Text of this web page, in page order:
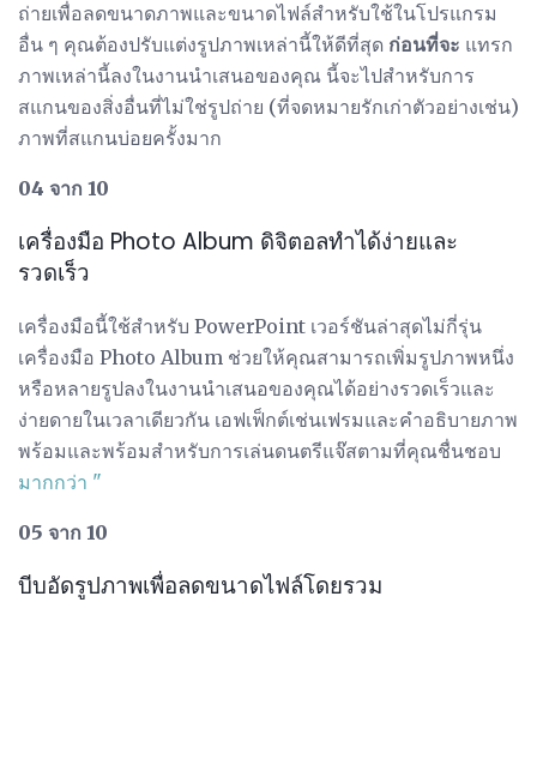
ถ่ายเพื่อลดขนาดภาพและขนาดไฟล์สำหรับใช้ในโปรแกรม
อื่น ๆ คุณต้องปรับแต่งรูปภาพเหล่านี้ให้ดีที่สุด ก่อนที่จะ แทรก
ภาพเหล่านี้ลงในงานนำเสนอของคุณ นี้จะไปสำหรับการ
สแกนของสิ่งอื่นที่ไม่ใช่รูปถ่าย (ที่จดหมายรักเก่าตัวอย่างเช่น)
ภาพที่สแกนบ่อยครั้งมาก
04 จาก 10
เครื่องมือ Photo Album ดิจิตอลทำได้ง่ายและ
รวดเร็ว
เครื่องมือนี้ใช้สำหรับ PowerPoint เวอร์ชันล่าสุดไม่กี่รุ่น
เครื่องมือ Photo Album ช่วยให้คุณสามารถเพิ่มรูปภาพหนึ่ง
หรือหลายรูปลงในงานนำเสนอของคุณได้อย่างรวดเร็วและ
ง่ายดายในเวลาเดียวกัน เอฟเฟ็กต์เช่นเฟรมและคำอธิบายภาพ
พร้อมและพร้อมสำหรับการเล่นดนตรีแจ๊สตามที่คุณชื่นชอบ
มากกว่า "
05 จาก 10
บีบอัดรูปภาพเพื่อลดขนาดไฟล์โดยรวม